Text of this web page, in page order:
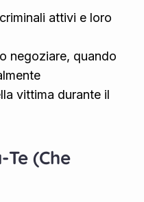
attivi e loro
negoziare, quando
vittima durante il
(Che